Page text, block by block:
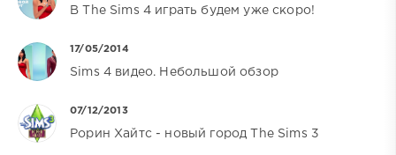
В The Sims 4 играть будем уже скоро!
17/05/2014
Sims 4 видео. Небольшой обзор
07/12/2013
Рорин Хайтс - новый город The Sims 3